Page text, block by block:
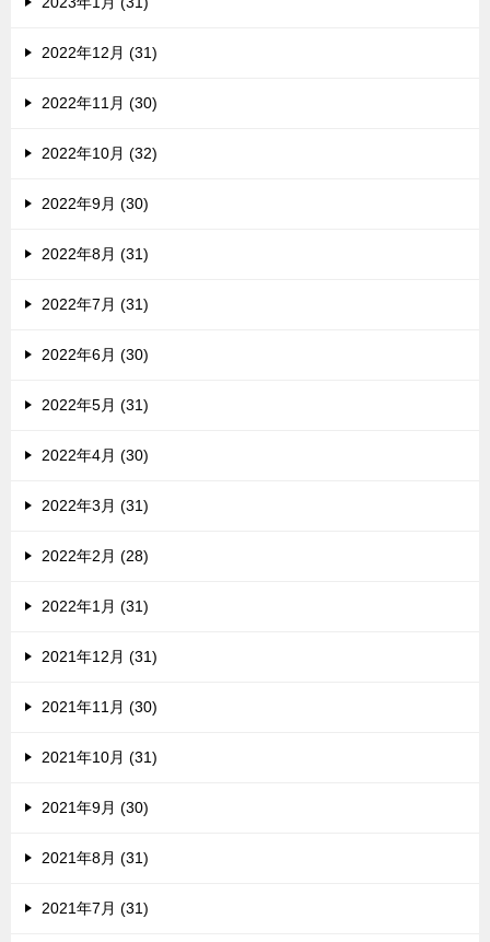
2022年12月 (31)
2022年11月 (30)
2022年10月 (32)
2022年9月 (30)
2022年8月 (31)
2022年7月 (31)
2022年6月 (30)
2022年5月 (31)
2022年4月 (30)
2022年3月 (31)
2022年2月 (28)
2022年1月 (31)
2021年12月 (31)
2021年11月 (30)
2021年10月 (31)
2021年9月 (30)
2021年8月 (31)
2021年7月 (31)